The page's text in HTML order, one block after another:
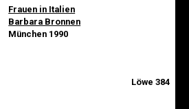
Frauen in Italien
Barbara Bronnen
München 1990
Löwe 384